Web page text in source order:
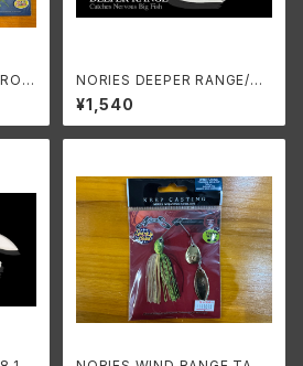
ル
NORIES DEEPER RANGE/ノ
リーズ ディーパーレンジ
¥1,540